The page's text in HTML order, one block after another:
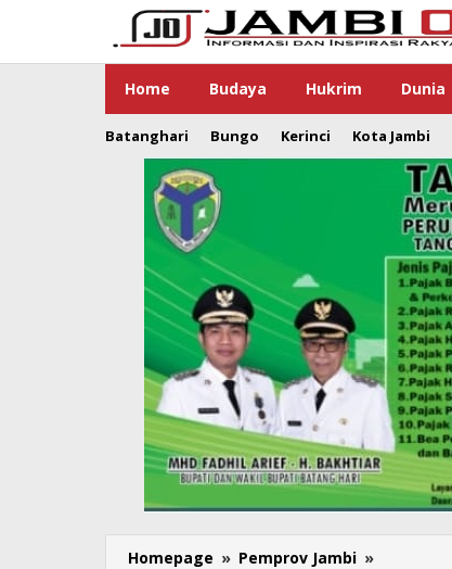
Home Budaya Hukrim Dunia
Batanghari Bungo Kerinci Kota Jambi
Homepage » Pemprov Jambi »